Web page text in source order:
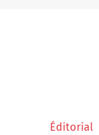
Éditorial